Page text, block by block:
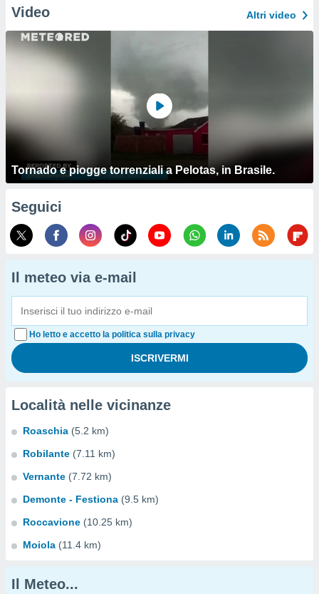
Video Altri video
Tornado e piogge torrenziali a Pelotas, in Brasile.
Seguici
Il meteo via e-mail
Ho letto e accetto la politica sulla privacy
Località nelle vicinanze
Roaschia (5.2 km)
Robilante (7.11 km)
Vernante (7.72 km)
Demonte - Festiona (9.5 km)
Roccavione (10.25 km)
Moiola (11.4 km)
Il Meteo...